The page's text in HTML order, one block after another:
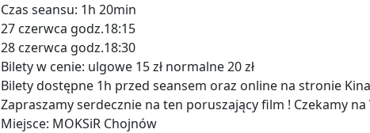
Czas seansu: 1h 20min
27 czerwca godz.18:15
28 czerwca godz.18:30
Bilety w cenie: ulgowe 15 zł normalne 20 zł
Bilety dostępne 1h przed seansem oraz online na stronie Kina
Zapraszamy serdecznie na ten poruszający film ! Czekamy na
Miejsce: MOKSiR Chojnów